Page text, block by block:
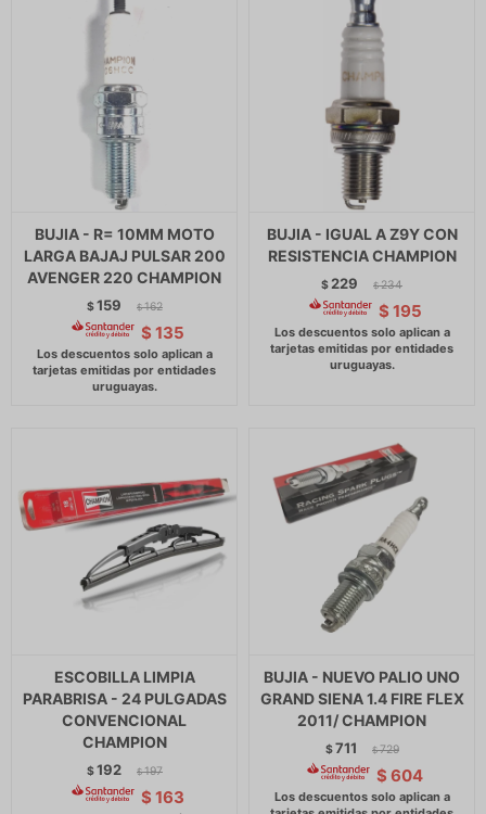
BUJIA - R= 10MM MOTO
LARGA BAJAJ PULSAR 200
AVENGER 220 CHAMPION
$159 $ 162
$ 135
BUJIA - IGUAL A Z9Y CON
RESISTENCIA CHAMPION
$ 229 $ 234
$ 195
ESCOBILLA LIMPIA
PARABRISA - 24 PULGADAS
CONVENCIONAL
CHAMPION
$192 $ 197
$ 163
BUJIA - NUEVO PALIO UNO
GRAND SIENA 1.4 FIRE FLEX
2011/ CHAMPION
$711 $ 729
$ 604